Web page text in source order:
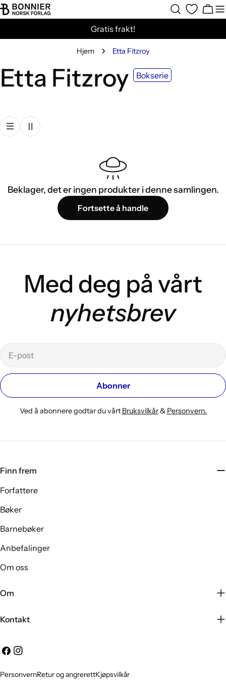
Hopp
til
Gratis frakt!
Hjem Etta Fitzroy
S
m
g
Etta Fitzroy Bokserie
Beklager, det er ingen produkter i denne samlingen.
Fortsette å handle
Med deg på vårt
nyhetsbrev
E-
post
Abonner
Ved å abonnere godtar du vårt Bruksvilkår& Personvern.
Finn frem
Forfattere
Bøker
Barnebøker
Anbefalinger
Om oss
Om
Kontakt
FacebookInstagram
PersonvernRetur og angrerettKjøpsvilkår